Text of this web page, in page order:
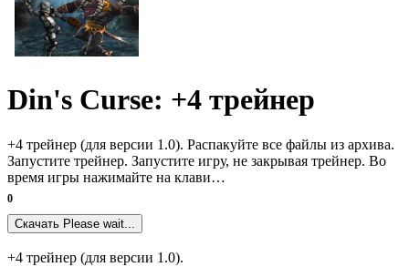
Din's Curse: +4 трейнер
+4 трейнер (для версии 1.0). Распакуйте все файлы из архива.
Запустите трейнер. Запустите игру, не закрывая трейнер. Во
время игры нажимайте на клави…
0
Скачать Please wait...
+4 трейнер (для версии 1.0).